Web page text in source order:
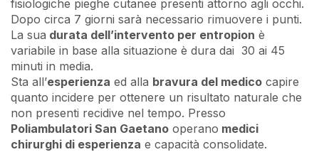
fisiologiche pieghe cutanee presenti attorno agli occhi.
Dopo circa 7 giorni sarà necessario rimuovere i punti.
La sua durata dell’intervento per entropion è
variabile in base alla situazione è dura dai 30 ai 45
minuti in media.
Sta all’esperienza ed alla bravura del medico capire
quanto incidere per ottenere un risultato naturale che
non presenti recidive nel tempo. Presso
Poliambulatori San Gaetano operano medici
chirurghi di esperienza e capacità consolidate.